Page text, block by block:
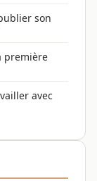
son
première
avec